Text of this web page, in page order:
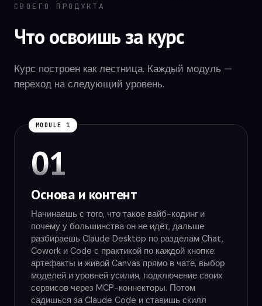
СВОЕГО ПРОДУКТА
Что освоишь за курс
Курс построен как лестница. Каждый модуль —
переход на следующий уровень.
MODULE 1
01
Основа и контент
Начинаешь с того, что такое вайб-кодинг и
почему у большинства он не идёт, дальше
разбираешь Claude Desktop по разделам Chat,
Cowork и Code с практикой по каждой кнопке:
артефакты и живой Canvas прямо в чате, выбор
моделей и уровней усилия, подключение своих
сервисов через MCP-коннекторы. Потом
садишься за Claude Code и ставишь скилл